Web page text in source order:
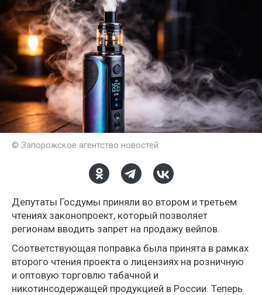
© Запорожское агентство новостей
Депутаты Госдумы приняли во втором и третьем
чтениях законопроект, который позволяет
регионам вводить запрет на продажу вейпов.
Соответствующая поправка была принята в рамках
второго чтения проекта о лицензиях на розничную
и оптовую торговлю табачной и
никотинсодержащей продукцией в России. Теперь